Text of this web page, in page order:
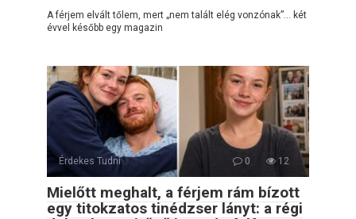
A férjem elvált tőlem, mert „nem talált elég vonzónak”… két
évvel később egy magazin
Érdekes Tudni 0 12
Mielőtt meghalt, a férjem rám bízott
egy titokzatos tinédzser lányt: a régi